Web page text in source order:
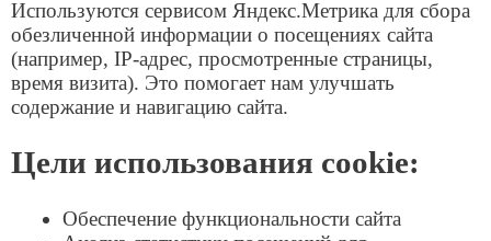
Согласие на использование
cookie:
Продолжая использовать сайт или нажимая
«Принять» в уведомлении о cookie, вы даёте
настоящей Политикой конфиденциальности. Вы
можете изменить настройки cookie в любой момент
браузера.